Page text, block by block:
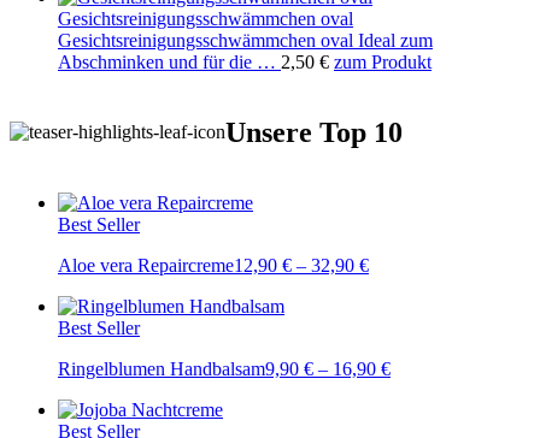
Gesichtsreinigungs­schwämmchen oval
Gesichtsreinigungsschwämmchen oval Ideal zum
Abschminken und für die … 2,50 € zum Produkt
Unsere Top 10
Best Seller
Aloe vera Repaircreme12,90 € – 32,90 €
Best Seller
Ringelblumen Handbalsam9,90 € – 16,90 €
Best Seller